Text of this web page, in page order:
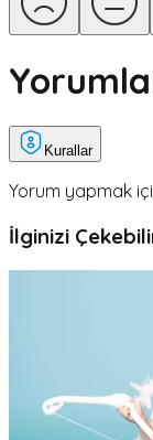
Kurallar
Yorum yapmak
İlginizi